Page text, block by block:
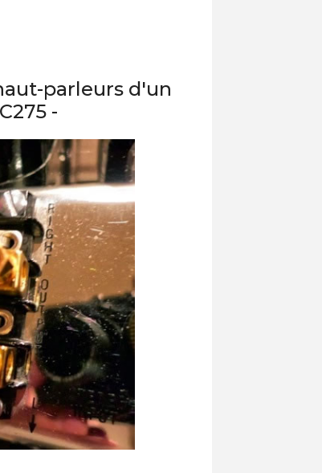
parleurs d'un
-